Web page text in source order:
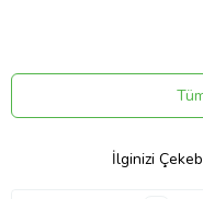
İlginizi